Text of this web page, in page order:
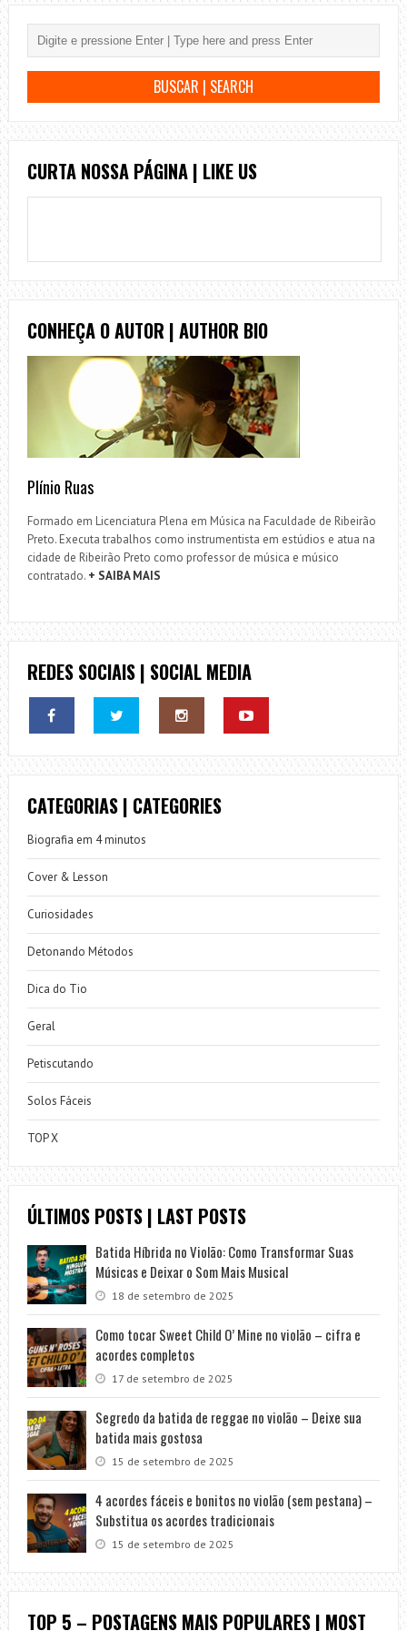
CURTA NOSSA PÁGINA | LIKE US
CONHEÇA O AUTOR | AUTHOR BIO
Plínio Ruas
Formado em Licenciatura Plena em Música na Faculdade de Ribeirão
Preto. Executa trabalhos como instrumentista em estúdios e atua na
cidade de Ribeirão Preto como professor de música e músico
contratado. + SAIBA MAIS
REDES SOCIAIS | SOCIAL MEDIA
CATEGORIAS | CATEGORIES
Biografia em 4 minutos
Cover & Lesson
Curiosidades
Detonando Métodos
Dica do Tio
Geral
Petiscutando
Solos Fáceis
TOP X
ÚLTIMOS POSTS | LAST POSTS
Batida Híbrida no Violão: Como Transformar Suas
Músicas e Deixar o Som Mais Musical
18 de setembro de 2025
Como tocar Sweet Child O’ Mine no violão – cifra e
acordes completos
17 de setembro de 2025
Segredo da batida de reggae no violão – Deixe sua
batida mais gostosa
15 de setembro de 2025
4 acordes fáceis e bonitos no violão (sem pestana) –
Substitua os acordes tradicionais
15 de setembro de 2025
TOP 5 – POSTAGENS MAIS POPULARES | MOST